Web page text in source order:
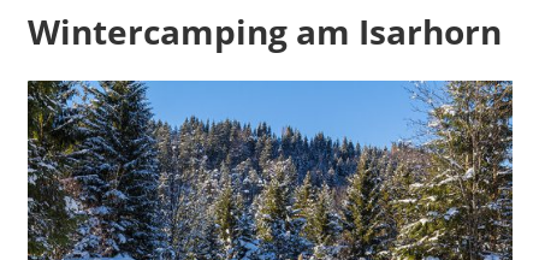
Tafelrunde
- Place
Spotting
Wintercamping am Isarhorn